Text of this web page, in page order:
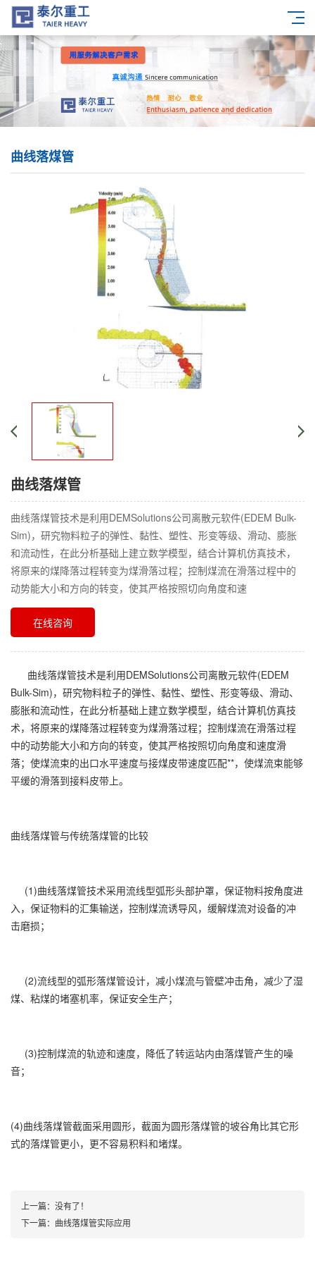
曲线落煤管
曲线落煤管
曲线落煤管技术是利用DEMSolutions公司离散元软件(EDEM Bulk-
Sim)，研究物料粒子的弹性、黏性、塑性、形变等级、滑动、膨胀
和流动性，在此分析基础上建立数学模型，结合计算机仿真技术，
将原来的煤降落过程转变为煤滑落过程；控制煤流在滑落过程中的
动势能大小和方向的转变，使其严格按照切向角度和速
在线咨询
曲线落煤管技术是利用DEMSolutions公司离散元软件(EDEM
Bulk-Sim)，研究物料粒子的弹性、黏性、塑性、形变等级、滑动、
膨胀和流动性，在此分析基础上建立数学模型，结合计算机仿真技
术，将原来的煤降落过程转变为煤滑落过程；控制煤流在滑落过程
中的动势能大小和方向的转变，使其严格按照切向角度和速度滑
落；使煤流束的出口水平速度与接煤皮带速度匹配**，使煤流束能够
平缓的滑落到接料皮带上。
曲线落煤管与传统落煤管的比较
(1)曲线落煤管技术采用流线型弧形头部护罩，保证物料按角度进
入，保证物料的汇集输送，控制煤流诱导风，缓解煤流对设备的冲
击磨损；
(2)流线型的弧形落煤管设计，减小煤流与管壁冲击角，减少了湿
煤、粘煤的堵塞机率，保证安全生产；
(3)控制煤流的轨迹和速度，降低了转运站内由落煤管产生的噪
音；
(4)曲线落煤管截面采用圆形，截面为圆形落煤管的坡谷角比其它形
式的落煤管更小，更不容易积料和堵煤。
上一篇：没有了！
下一篇： 曲线落煤管实际应用